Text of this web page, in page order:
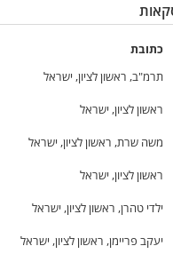
כתובת
תרמ"ב, ראשון לציון, ישראל
ראשון לציון, ישראל
משה שרת, ראשון לציון, ישראל
ראשון לציון, ישראל
ילדי טהרן, ראשון לציון, ישראל
יעקב פריימן, ראשון לציון, ישראל